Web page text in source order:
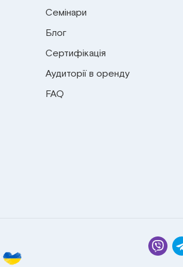
Семінари
Блог
Сертифікація
Аудиторії в оренду
FAQ